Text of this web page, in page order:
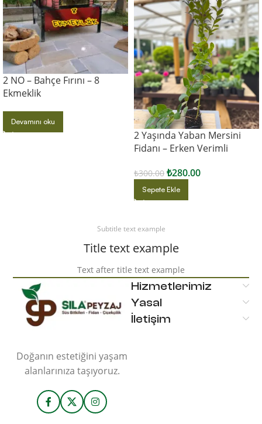
2 NO – Bahçe Fırını – 8
Ekmeklik
Devamını oku
2 Yaşında Yaban Mersini
Fidanı – Erken Verimli
₺300.00 ₺280.00
Sepete Ekle
Subtitle text example
Title text example
Text after title text example
Doğanın estetiğini yaşam
alanlarınıza taşıyoruz.
Hizmetlerimiz
Yasal
İletişim